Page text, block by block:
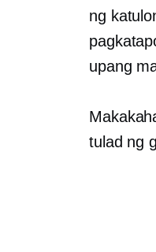
ng
upang
tulad ng